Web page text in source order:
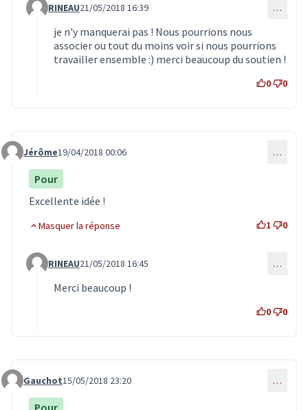
Commentaire 700 (réponse au commentaire 436)
RINEAU21/05/2018 16:39 …
je n'y manquerai pas ! Nous pourrions nous
associer ou tout du moins voir si nous pourrions
travailler ensemble :) merci beaucoup du soutien !
0 0
Commentaire 645
Jérôme19/04/2018 00:06 …
Pour
Excellente idée !
Masquer la réponse 1 0
Commentaire 703 (réponse au commentaire 645)
RINEAU21/05/2018 16:45 …
Merci beaucoup !
0 0
Commentaire 695
Gauchot15/05/2018 23:20 …
Pour